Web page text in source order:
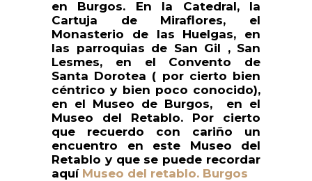
en Burgos. En la Catedral, la
Cartuja de Miraflores, el
Monasterio de las Huelgas, en
las parroquias de San Gil , San
Lesmes, en el Convento de
Santa Dorotea ( por cierto bien
céntrico y bien poco conocido),
en el Museo de Burgos, en el
Museo del Retablo. Por cierto
que recuerdo con cariño un
encuentro en este Museo del
Retablo y que se puede recordar
aquíMuseo del retablo. Burgos